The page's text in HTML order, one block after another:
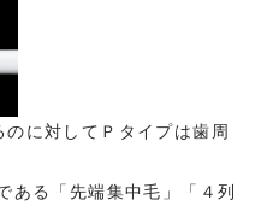
に対してＰタイプは歯周
ある「先端集中毛」「４列